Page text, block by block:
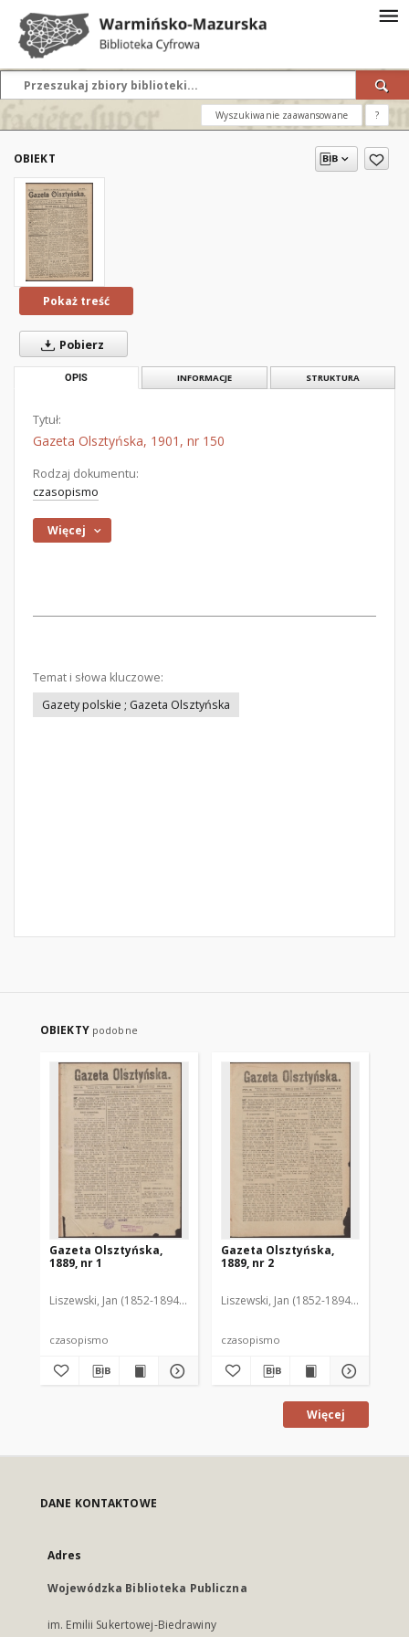
Wyszukiwanie zaawansowane ?
OBIEKT
Pokaż treść
Pobierz
OPIS INFORMACJE STRUKTURA
Tytuł:
Gazeta Olsztyńska, 1901, nr 150
Rodzaj dokumentu:
czasopismo
Więcej
Temat i słowa kluczowe:
Gazety polskie ; Gazeta Olsztyńska
OBIEKTY podobne
Gazeta Olsztyńska,
1889, nr 1
Liszewski, Jan (1852-1894). Red.
czasopismo
Gazeta Olsztyńska,
1889, nr 2
Liszewski, Jan (1852-1894). Red.
czasopismo
Więcej
DANE KONTAKTOWE
Adres
Wojewódzka Biblioteka Publiczna
im. Emilii Sukertowej-Biedrawiny